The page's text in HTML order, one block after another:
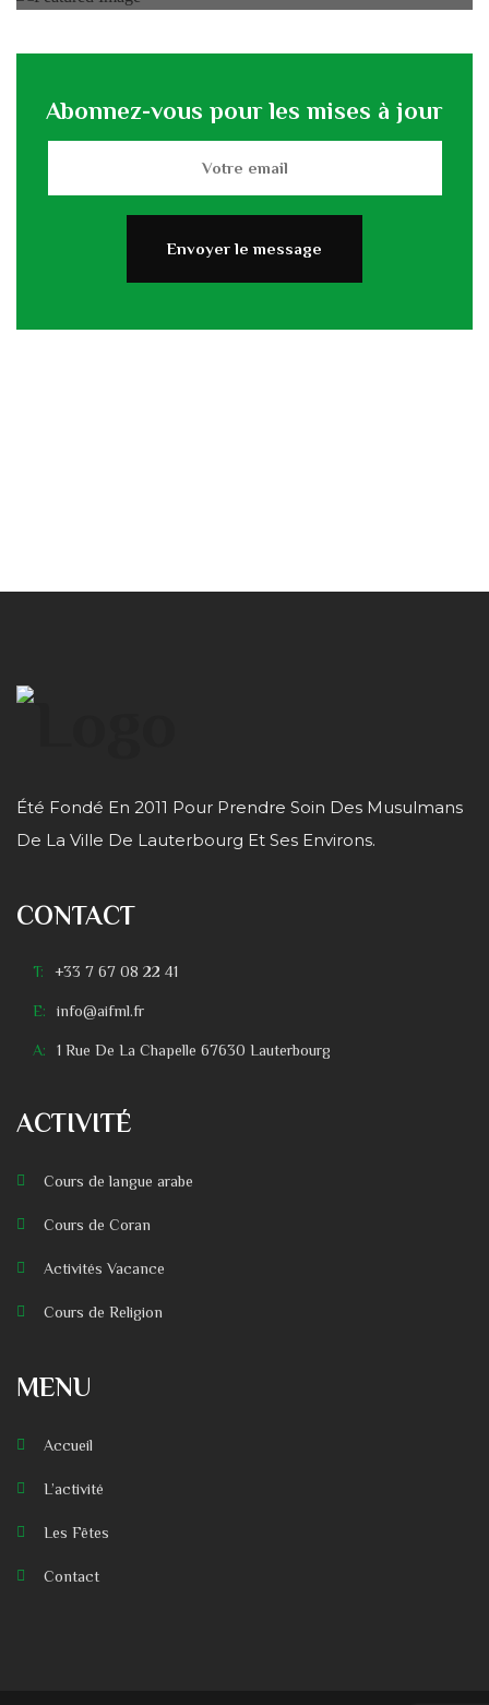
Abonnez-vous pour les mises à jour
Été Fondé En 2011 Pour Prendre Soin Des Musulmans
De La Ville De Lauterbourg Et Ses Environs.
CONTACT
T: +33 7 67 08 22 41
E: info@aifml.fr
A: 1 Rue De La Chapelle 67630 Lauterbourg
ACTIVITÉ
Cours de langue arabe
Cours de Coran
Activités Vacance
Cours de Religion
MENU
Accueil
L’activité
Les Fêtes
Contact